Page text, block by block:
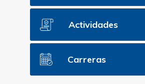
Actividades
Carreras